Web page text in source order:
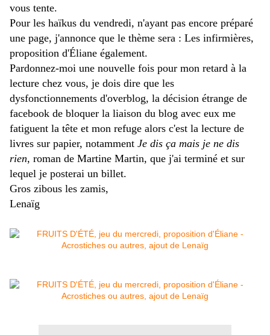
vous tente.
Pour les haïkus du vendredi, n'ayant pas encore préparé
une page, j'annonce que le thème sera : Les infirmières,
proposition d'Éliane également.
Pardonnez-moi une nouvelle fois pour mon retard à la
lecture chez vous, je dois dire que les
dysfonctionnements d'overblog, la décision étrange de
facebook de bloquer la liaison du blog avec eux me
fatiguent la tête et mon refuge alors c'est la lecture de
livres sur papier, notamment Je dis ça mais je ne dis
rien, roman de Martine Martin, que j'ai terminé et sur
lequel je posterai un billet.
Gros zibous les zamis,
Lenaïg